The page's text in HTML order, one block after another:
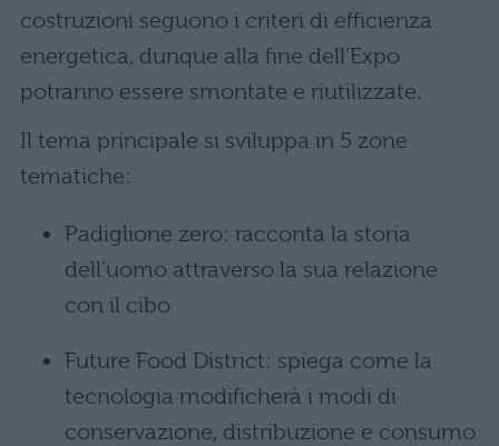
costruzioni seguono i criteri di efficienza
energetica, dunque alla fine dell’Expo
potranno essere smontate e riutilizzate.
Il tema principale si sviluppa in 5 zone
tematiche:
Padiglione zero: racconta la storia
dell’uomo attraverso la sua relazione
con il cibo
Future Food District: spiega come la
tecnologia modificherà i modi di
conservazione, distribuzione e consumo